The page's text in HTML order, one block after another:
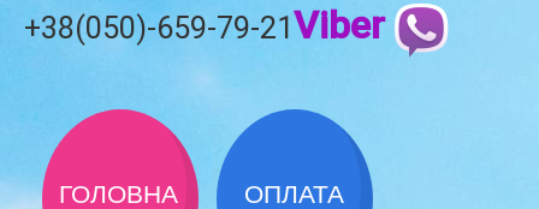
+38(050)-659-79-21Viber
ГОЛОВНА ОПЛАТА